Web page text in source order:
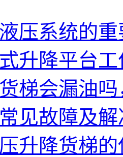
压系统的重
升降平台
梯会漏油
见故障及
升降货梯